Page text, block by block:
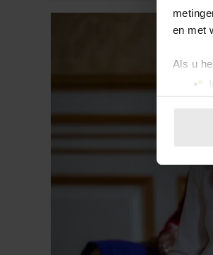
en met
Als u
We
onze